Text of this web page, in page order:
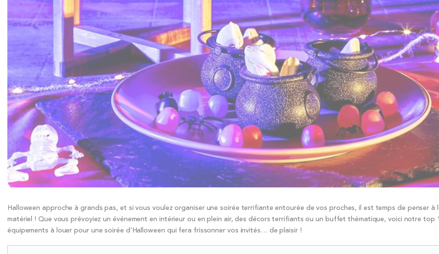
Halloween approche à grands pas, et si vous voulez organiser une soirée terrifiante entourée de vos proches, il est temps de penser à
matériel ! Que vous prévoyiez un événement en intérieur ou en plein air, des décors terrifiants ou un buffet thématique, voici notre top
équipements à louer pour une soirée d'Halloween qui fera frissonner vos invités… de plaisir !